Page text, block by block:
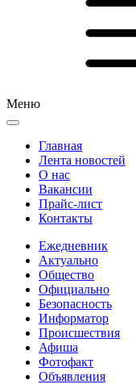
Меню
Главная
Лента новостей
О нас
Вакансии
Прайс-лист
Контакты
Ежедневник
Актуально
Общество
Официально
Безопасность
Информатор
Происшествия
Афиша
Фотофакт
Объявления